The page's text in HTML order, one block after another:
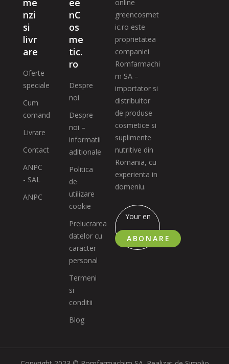
me
nzi
si
livr
are
Oferte
speciale
Cum
comand
Livrare
Contact
ANPC
- SAL
ANPC
ee
nC
os
me
tic.
ro
Despre
noi
Despre
noi –
informatii
aditionale
Politica
de
utilizare
cookie
Prelucrarea
datelor cu
caracter
personal
Termeni
si
conditii
Blog
online
greencosmet
ic.ro este
proprietatea
companiei
Romfarmachi
m SA –
importator si
distribuitor
de produse
cosmetice si
suplimente
nutritive din
Romania, cu
experienta in
domeniu.
ABONARE